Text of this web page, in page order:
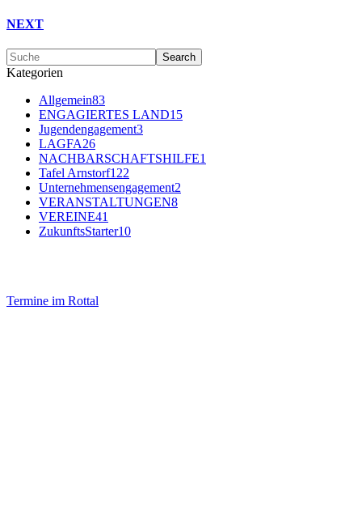
NEXT
Kategorien
Allgemein83
ENGAGIERTES LAND15
Jugendengagement3
LAGFA26
NACHBARSCHAFTSHILFE1
Tafel Arnstorf122
Unternehmensengagement2
VERANSTALTUNGEN8
VEREINE41
ZukunftsStarter10
Termine im Rottal